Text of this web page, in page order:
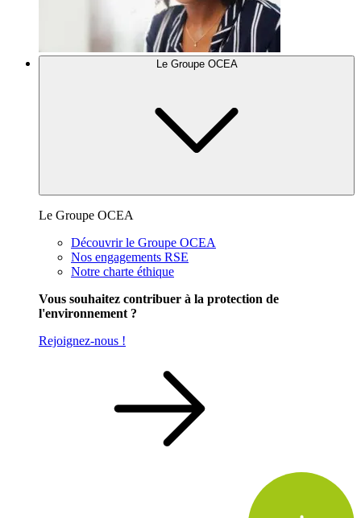
Le Groupe OCEA
Le Groupe OCEA
Découvrir le Groupe OCEA
Nos engagements RSE
Notre charte éthique
Vous souhaitez contribuer à la protection de
l'environnement ?
Rejoignez-nous !